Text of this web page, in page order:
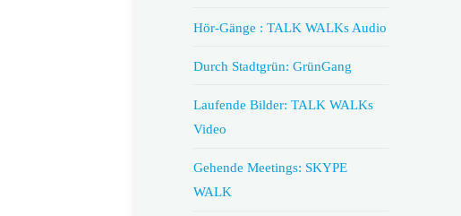
Hör-Gänge : TALK WALKs Audio
Durch Stadtgrün: GrünGang
Laufende Bilder: TALK WALKs
Video
Gehende Meetings: SKYPE
WALK